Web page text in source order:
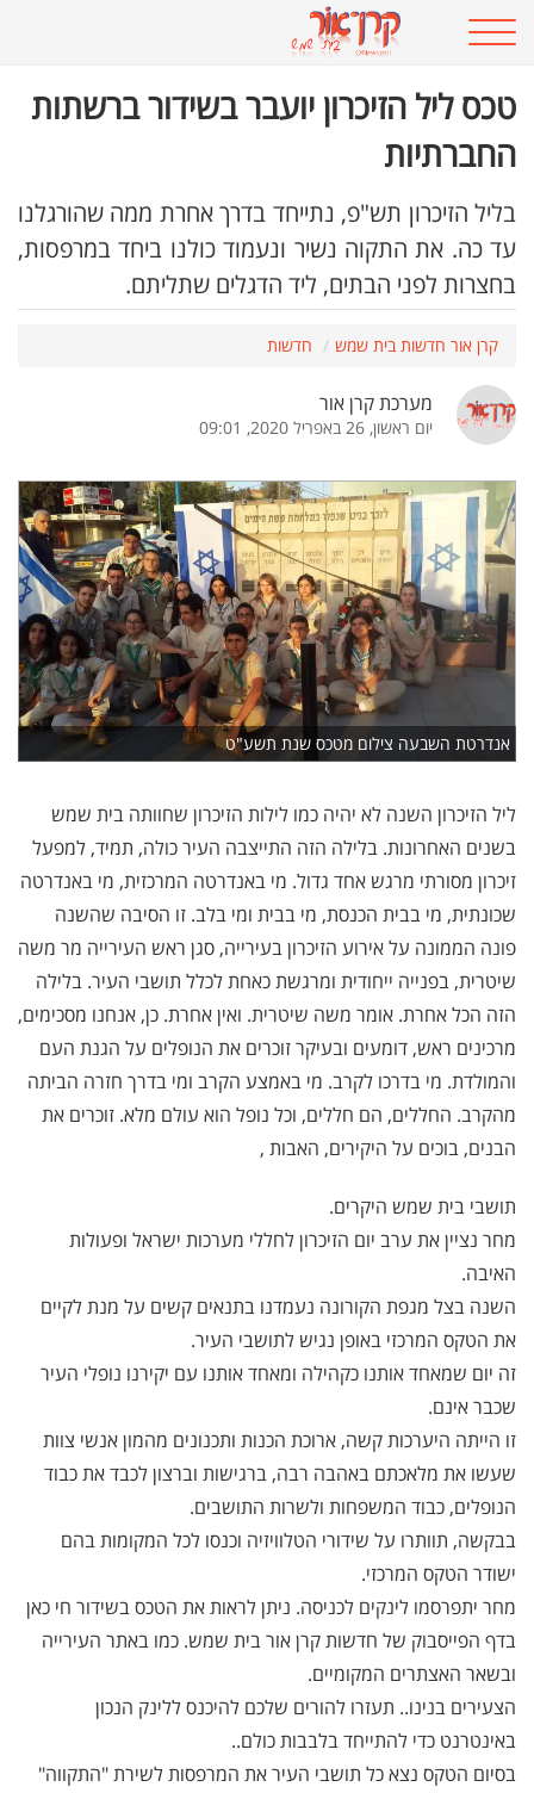
טכס ליל הזיכרון יועבר בשידור ברשתות
החברתיות
בליל הזיכרון תש"פ, נתייחד בדרך אחרת ממה שהורגלנו
עד כה. את התקוה נשיר ונעמוד כולנו ביחד במרפסות,
בחצרות לפני הבתים, ליד הדגלים שתליתם.
קרן אור חדשות בית שמש חדשות
מערכת קרן אור
יום ראשון, 26 באפריל 2020, 09:01
אנדרטת השבעה צילום מטכס שנת תשע"ט
ליל הזיכרון השנה לא יהיה כמו לילות הזיכרון שחוותה בית שמש
בשנים האחרונות. בלילה הזה התייצבה העיר כולה, תמיד, למפעל
זיכרון מסורתי מרגש אחד גדול. מי באנדרטה המרכזית, מי באנדרטה
שכונתית, מי בבית הכנסת, מי בבית ומי בלב. זו הסיבה שהשנה
פונה הממונה על אירוע הזיכרון בעירייה, סגן ראש העירייה מר משה
שיטרית, בפנייה ייחודית ומרגשת כאחת לכלל תושבי העיר. בלילה
הזה הכל אחרת. אומר משה שיטרית. ואין אחרת. כן, אנחנו מסכימים,
מרכינים ראש, דומעים ובעיקר זוכרים את הנופלים על הגנת העם
והמולדת. מי בדרכו לקרב. מי באמצע הקרב ומי בדרך חזרה הביתה
מהקרב. החללים, הם חללים, וכל נופל הוא עולם מלא. זוכרים את
הבנים, בוכים על היקירים, האבות ,
תושבי בית שמש היקרים.
מחר נציין את ערב יום הזיכרון לחללי מערכות ישראל ופעולות
האיבה.
השנה בצל מגפת הקורונה נעמדנו בתנאים קשים על מנת לקיים
את הטקס המרכזי באופן נגיש לתושבי העיר.
זה יום שמאחד אותנו כקהילה ומאחד אותנו עם יקירנו נופלי העיר
שכבר אינם.
זו הייתה היערכות קשה, ארוכת הכנות ותכנונים מהמון אנשי צוות
שעשו את מלאכתם באהבה רבה, ברגישות וברצון לכבד את כבוד
הנופלים, כבוד המשפחות ולשרות התושבים.
בבקשה, תוותרו על שידורי הטלוויזיה וכנסו לכל המקומות בהם
ישודר הטקס המרכזי.
מחר יתפרסמו לינקים לכניסה. ניתן לראות את הטכס בשידור חי כאן
בדף הפייסבוק של חדשות קרן אור בית שמש. כמו באתר העירייה
ובשאר האצתרים המקומיים.
הצעירים בנינו.. תעזרו להורים שלכם להיכנס ללינק הנכון
באינטרנט כדי להתייחד בלבבות כולם..
בסיום הטקס נצא כל תושבי העיר את המרפסות לשירת "התקווה"